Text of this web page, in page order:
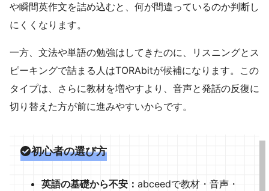
や瞬間英作文を詰め込むと、何が間違っているのか判断し
にくくなります。
一方、文法や単語の勉強はしてきたのに、リスニングとス
ピーキングで詰まる人はTORAbitが候補になります。この
タイプは、さらに教材を増やすより、音声と発話の反復に
切り替えた方が前に進みやすいからです。
初心者の選び方
英語の基礎から不安：abceedで教材・音声・